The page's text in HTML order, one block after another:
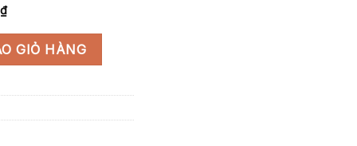
₫.
₫Giá
hiện
tại
là:
1,078,000 ₫.
số lượng
GIỎ HÀNG